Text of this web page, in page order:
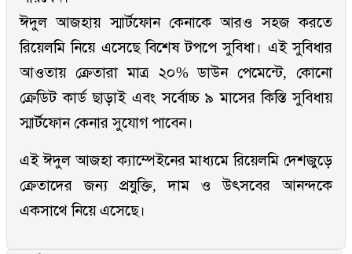
ঈদুল আজহায় স্মার্টফোন কেনাকে আরও সহজ করতে
রিয়েলমি নিয়ে এসেছে বিশেষ টপপে সুবিধা। এই সুবিধার
আওতায় ক্রেতারা মাত্র ২০% ডাউন পেমেন্টে, কোনো
ক্রেডিট কার্ড ছাড়াই এবং সর্বোচ্চ ৯ মাসের কিস্তি সুবিধায়
স্মার্টফোন কেনার সুযোগ পাবেন।
এই ঈদুল আজহা ক্যাম্পেইনের মাধ্যমে রিয়েলমি দেশজুড়ে
ক্রেতাদের জন্য প্রযুক্তি, দাম ও উৎসবের আনন্দকে
একসাথে নিয়ে এসেছে।